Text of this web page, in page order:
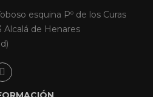
esquina Pº de los Curas
Alcalá de Henares